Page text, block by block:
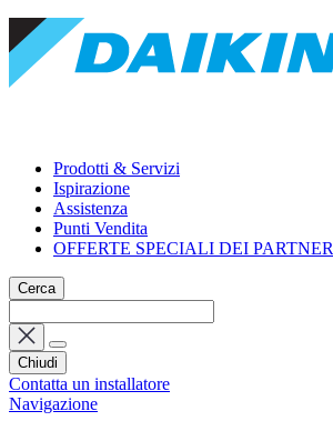
Prodotti & Servizi
Ispirazione
Assistenza
Punti Vendita
OFFERTE SPECIALI DEI PARTNER
Cerca
Chiudi
Contatta un installatore
Navigazione